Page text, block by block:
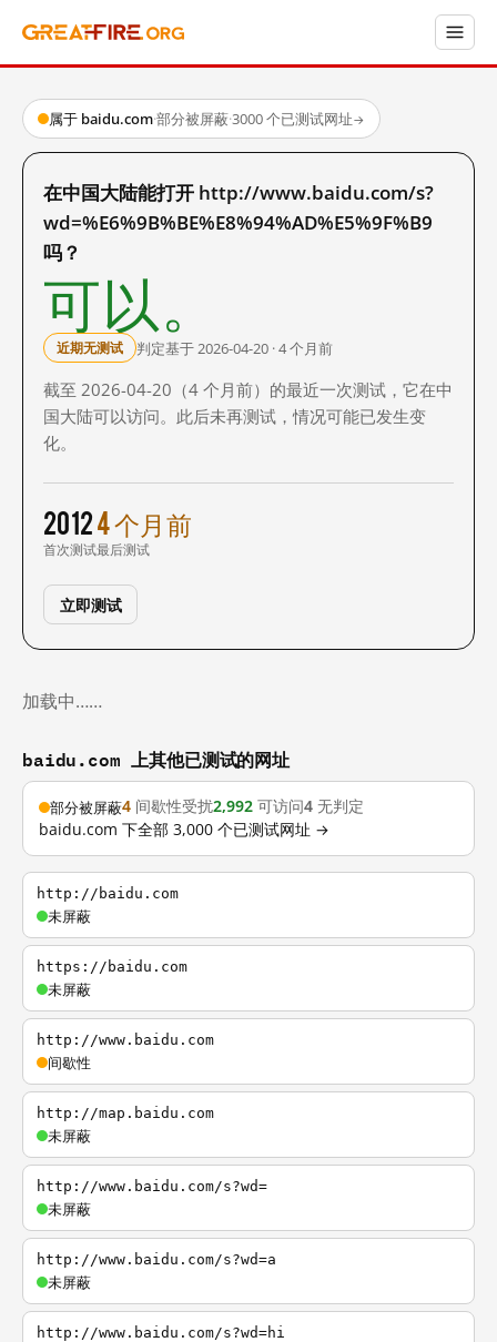
属于 baidu.com·部分被屏蔽·3000 个已测试网址→
在中国大陆能打开 http://www.baidu.com/s?
wd=%E6%9B%BE%E8%94%AD%E5%9F%B9
吗？
可以。
近期无测试 判定基于 2026-04-20 · 4 个月前
截至 2026-04-20（4 个月前）的最近一次测试，它在中
国大陆可以访问。此后未再测试，情况可能已发生变
化。
2012
首次测试
4 个月前
最后测试
立即测试
加载中……
baidu.com 上其他已测试的网址
部分被屏蔽4 间歇性受扰2,992 可访问4 无判定
baidu.com 下全部 3,000 个已测试网址 →
http://baidu.com
未屏蔽
https://baidu.com
未屏蔽
http://www.baidu.com
间歇性
http://map.baidu.com
未屏蔽
http://www.baidu.com/s?wd=
未屏蔽
http://www.baidu.com/s?wd=a
未屏蔽
http://www.baidu.com/s?wd=hi